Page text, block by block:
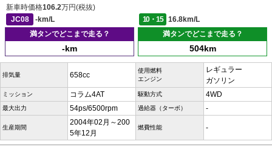
新車時価格106.2万円(税抜)
JC08
-km/L 10・15
16.8km/L
満タンでどこまで走る？
-km
満タンでどこまで走る？
504km
排気量 658cc
使用燃料
エンジン
レギュラー
ガソリン
ミッション コラム4AT 駆動方式 4WD
最大出力 54ps/6500rpm 過給器（ターボ） -
生産期間
2004年02月～200
5年12月
燃費性能 -